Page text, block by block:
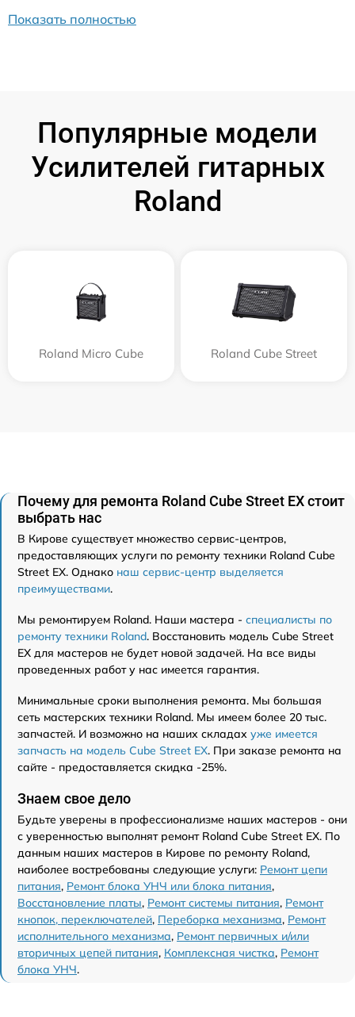
Показать полностью
Популярные модели
Усилителей гитарных
Roland
Roland Micro Cube Roland Cube Street
Почему для ремонта Roland Cube Street EX стоит
выбрать нас
В Кирове существует множество сервис-центров,
предоставляющих услуги по ремонту техники Roland Cube
Street EX. Однако наш сервис-центр выделяется
преимуществами.
Мы ремонтируем Roland. Наши мастера - специалисты по
ремонту техники Roland. Восстановить модель Cube Street
EX для мастеров не будет новой задачей. На все виды
проведенных работ у нас имеется гарантия.
Минимальные сроки выполнения ремонта. Мы большая
сеть мастерских техники Roland. Мы имеем более 20 тыс.
запчастей. И возможно на наших складах уже имеется
запчасть на модель Cube Street EX. При заказе ремонта на
сайте - предоставляется скидка -25%.
Знаем свое дело
Будьте уверены в профессионализме наших мастеров - они
с уверенностью выполнят ремонт Roland Cube Street EX. По
данным наших мастеров в Кирове по ремонту Roland,
наиболее востребованы следующие услуги: Ремонт цепи
питания, Ремонт блока УНЧ или блока питания,
Восстановление платы, Ремонт системы питания, Ремонт
кнопок, переключателей, Переборка механизма, Ремонт
исполнительного механизма, Ремонт первичных и/или
вторичных цепей питания, Комплексная чистка, Ремонт
блока УНЧ.